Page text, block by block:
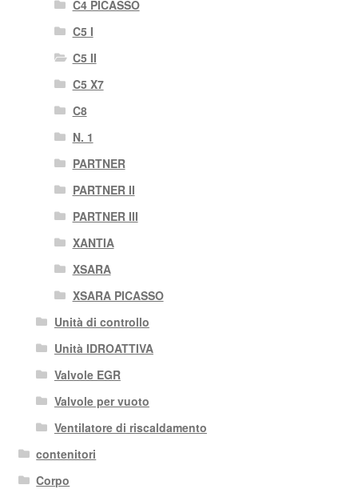
C4 PICASSO
C5 I
C5 II
C5 X7
C8
N. 1
PARTNER
PARTNER II
PARTNER III
XANTIA
XSARA
XSARA PICASSO
Unità di controllo
Unità IDROATTIVA
Valvole EGR
Valvole per vuoto
Ventilatore di riscaldamento
contenitori
Corpo